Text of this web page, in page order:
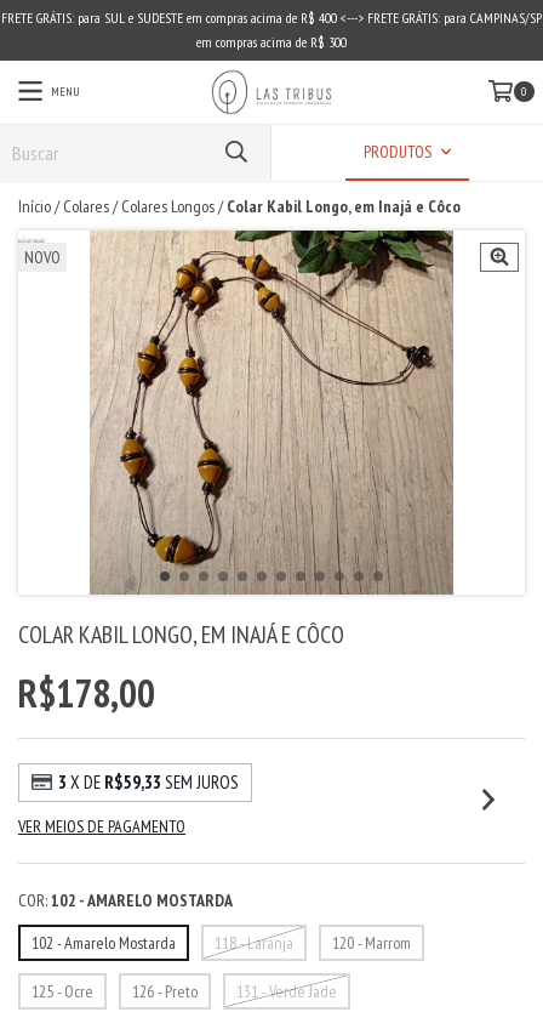
FRETE GRÁTIS: para SUL e SUDESTE em compras acima de R$ 400 <---> FRETE GRÁTIS: para CAMPINAS/SP
em compras acima de R$ 300
MENU 0
PRODUTOS
Início/ Colares/ Colares Longos/ Colar Kabil Longo, em Inajá e Côco
NOVO
COLAR KABIL LONGO, EM INAJÁ E CÔCO
R$178,00
3 X DE R$59,33 SEM JUROS
VER MEIOS DE PAGAMENTO
COR:102 - AMARELO MOSTARDA
102 - Amarelo Mostarda
118 - Laranja 120 - Marrom
125 - Ocre 126 - Preto 131 - Verde Jade